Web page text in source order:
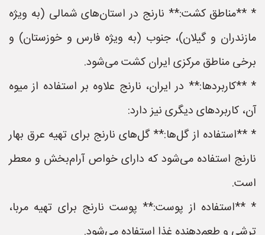
* **مناطق کشت:** نارنج در استان‌های شمالی (به ویژه
مازندران و گیلان)، جنوب (به ویژه فارس و خوزستان) و
برخی مناطق مرکزی ایران کشت می‌شود.
* **کاربردها:** در ایران، نارنج علاوه بر استفاده از میوه
آن، کاربردهای دیگری نیز دارد:
* **استفاده از گل‌ها:** گل‌های نارنج برای تهیه عرق بهار
نارنج استفاده می‌شود که دارای خواص آرام‌بخش و معطر
است.
* **استفاده از پوست:** پوست نارنج برای تهیه مربا،